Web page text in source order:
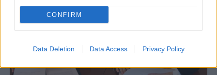
CONFIRM
Data Deletion Data Access Privacy Policy